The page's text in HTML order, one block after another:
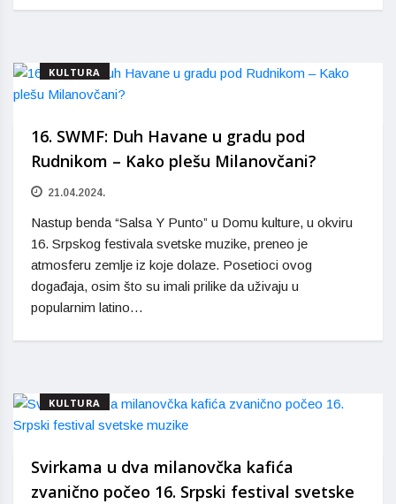
KULTURA
16. SWMF: Duh Havane u gradu pod
Rudnikom – Kako plešu Milanovčani?
21.04.2024.
Nastup benda “Salsa Y Punto” u Domu kulture, u okviru
16. Srpskog festivala svetske muzike, preneo je
atmosferu zemlje iz koje dolaze. Posetioci ovog
događaja, osim što su imali prilike da uživaju u
popularnim latino…
KULTURA
Svirkama u dva milanovčka kafića
zvanično počeo 16. Srpski festival svetske